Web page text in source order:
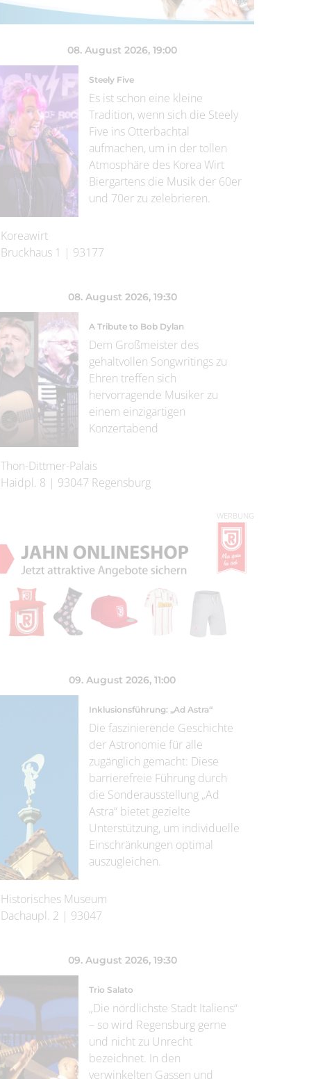
08. August 2026, 19:00
Steely Five
Es ist schon eine kleine
Tradition, wenn sich die Steely
Five ins Otterbachtal
aufmachen, um in der tollen
Atmosphäre des Korea Wirt
Biergartens die Musik der 60er
und 70er zu zelebrieren.
Koreawirt
Bruckhaus 1 | 93177
08. August 2026, 19:30
A Tribute to Bob Dylan
Dem Großmeister des
gehaltvollen Songwritings zu
Ehren treffen sich
hervorragende Musiker zu
einem einzigartigen
Konzertabend
Thon-Dittmer-Palais
Haidpl. 8 | 93047 Regensburg
WERBUNG
09. August 2026, 11:00
Inklusionsführung: „Ad Astra“
Die faszinierende Geschichte
der Astronomie für alle
zugänglich gemacht: Diese
barrierefreie Führung durch
die Sonderausstellung „Ad
Astra“ bietet gezielte
Unterstützung, um individuelle
Einschränkungen optimal
auszugleichen.
Historisches Museum
Dachaupl. 2 | 93047
09. August 2026, 19:30
Trio Salato
„Die nördlichste Stadt Italiens“
– so wird Regensburg gerne
und nicht zu Unrecht
bezeichnet. In den
verwinkelten Gassen und